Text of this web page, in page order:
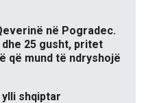
në Pogradec.
25 gusht, pritet
që mund të ndryshojë
shqiptar